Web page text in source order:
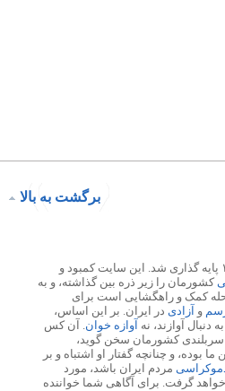
برگشت به بالا
فضول محله در ۱۳ اسفند ۱۳۸۷ پایه گذاری شد. این سایت کمبود و
کشورمان را زیر ذره بین گذاشته، و به
کمک و راهگشایی است برای
و آزادی در ایران. بر این اساس،
آوازند، نه آوازه خوان. آن کس
سربلندی کشورمان سخن گوید،
و چنانچه گفتار او اشتباه و بر
مردم ایران باشد، مورد
خواهد گرفت. برای آگاهی شما خواننده